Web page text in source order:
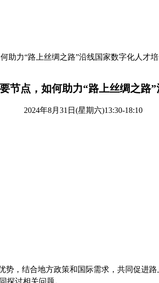
助力“路上丝绸之路”沿线国家数字化人才
节点，如何助力“路上丝绸之路
2024年8月 31 日 (星期六)13:30-18:10
势，结合地方政策和国际需求，共同促进
探讨相关问题。